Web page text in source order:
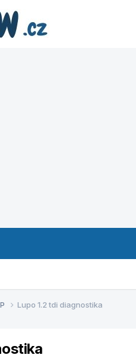
Lupo 1.2 tdi diagnostika